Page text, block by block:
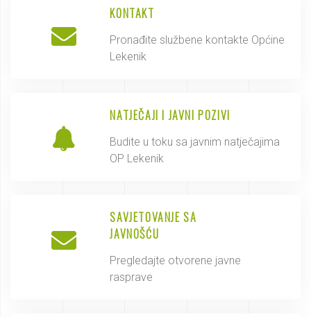
KONTAKT
Pronađite službene kontakte Općine
Lekenik
NATJEČAJI I JAVNI POZIVI
Budite u toku sa javnim natječajima
OP Lekenik
SAVJETOVANJE SA
JAVNOŠĆU
Pregledajte otvorene javne
rasprave